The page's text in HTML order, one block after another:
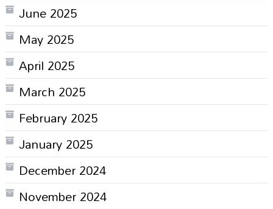
June 2025
May 2025
April 2025
March 2025
February 2025
January 2025
December 2024
November 2024